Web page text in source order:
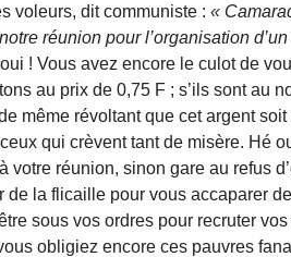
voleurs, dit communiste :
réunion pour l’organisation
! Vous avez encore le culot de
au prix de 0,75 F ; s’ils sont au
même révoltant que cet argent
qui crèvent tant de misère. Hé
votre réunion, sinon gare au refus
de la flicaille pour vous accaparer
sous vos ordres pour recruter
obligiez encore ces pauvres